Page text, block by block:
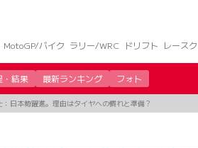
MotoGP/バイク ラリー/WRC ドリフト レース
・結果 最新ランキング フォト
日本勢躍進。理由はタイヤへの慣れと準備？